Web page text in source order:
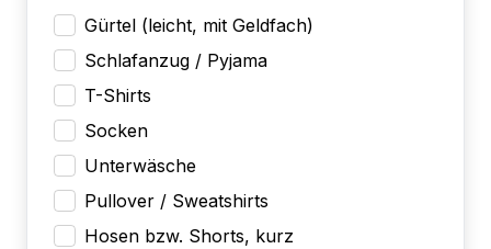
Gürtel (leicht, mit Geldfach)
Schlafanzug / Pyjama
T-Shirts
Socken
Unterwäsche
Pullover / Sweatshirts
Hosen bzw. Shorts, kurz